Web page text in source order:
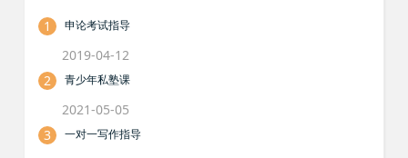
1 申论考试指导
2019-04-12
2
青少年私塾课
2021-05-05
3
一对一写作指导